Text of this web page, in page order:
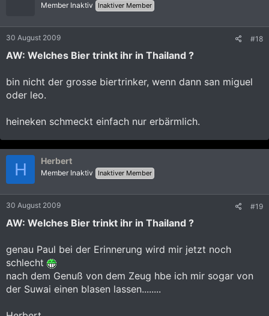
Member Inaktiv Inaktiver Member
30 August 2009 #18
AW: Welches Bier trinkt ihr in Thailand ?
bin nicht der grosse biertrinker, wenn dann san miguel
oder leo.
heineken schmeckt einfach nur erbärmlich.
H Herbert
Member Inaktiv Inaktiver Member
30 August 2009 #19
AW: Welches Bier trinkt ihr in Thailand ?
genau Paul bei der Erinnerung wird mir jetzt noch
schlecht
nach dem Genuß von dem Zeug hbe ich mir sogar von
der Suwai einen blasen lassen........